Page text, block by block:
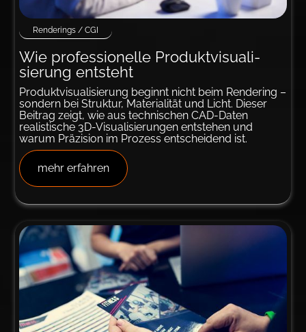
Renderings / CGI
Wie pro­fes­sio­nel­le Pro­dukt­­visu­ali­
sierung ent­steht
Produktvisualisierung beginnt nicht beim Rendering –
sondern bei Struktur, Materialität und Licht. Dieser
Beitrag zeigt, wie aus technischen CAD-Daten
realistische 3D-Visualisierungen entstehen und
warum Präzision im Prozess entscheidend ist.
mehr erfahren